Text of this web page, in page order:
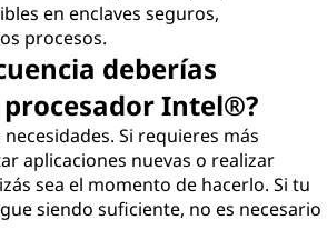
en enclaves seguros,
procesos.
deberías
Intel®?
Si requieres más
aplicaciones nuevas o realizar
sea el momento de hacerlo. Si tu
siendo suficiente, no es necesario